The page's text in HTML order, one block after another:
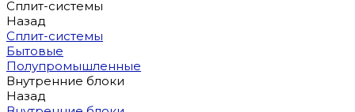
Сплит-системы
Назад
Сплит-системы
Бытовые
Полупромышленные
Внутренние блоки
Назад